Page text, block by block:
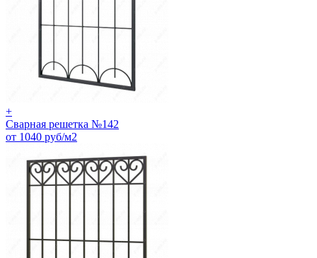
+
Сварная решетка №142
от 1040 руб/м2